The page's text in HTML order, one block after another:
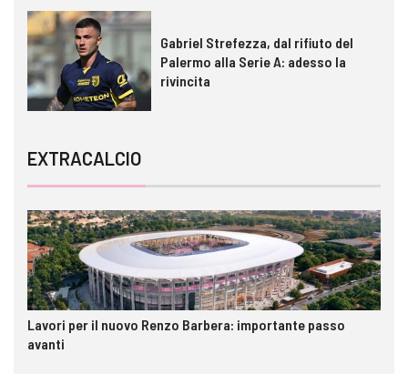
Gabriel Strefezza, dal rifiuto del
Palermo alla Serie A: adesso la
rivincita
EXTRACALCIO
Lavori per il nuovo Renzo Barbera: importante passo
avanti